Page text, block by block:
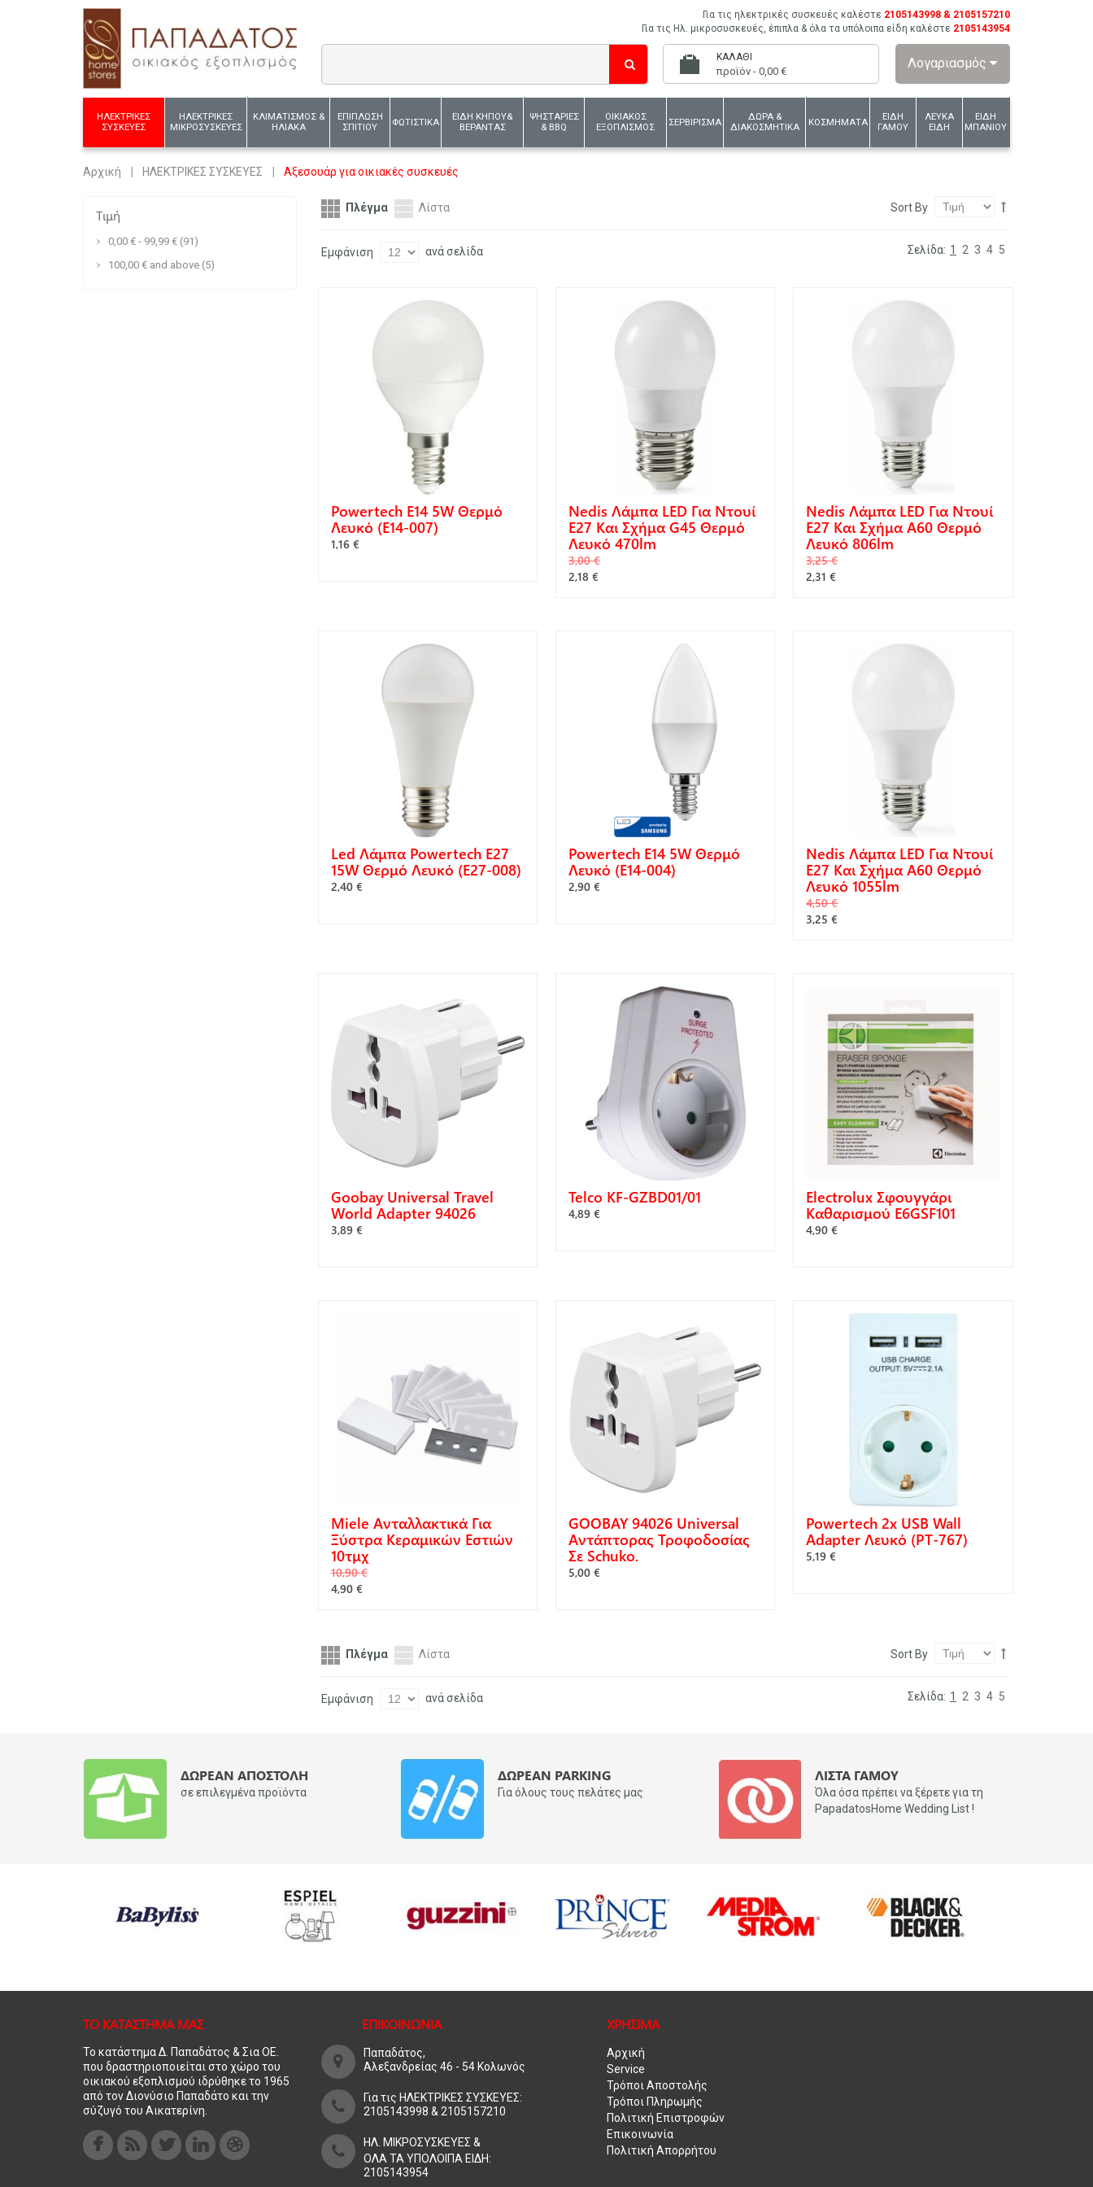
Για τις ηλεκτρικές συσκευές καλέστε 2105143998 & 2105157210
Για τις Ηλ. μικροσυσκευές, έπιπλα & όλα τα υπόλοιπα είδη καλέστε 2105143954
Λογαριασμός
ΚΑΛΆΘΙ
προϊόν -0,00 €
ΗΛΕΚΤΡΙΚΕΣ
ΣΥΣΚΕΥΕΣ
ΗΛΕΚΤΡΙΚΕΣ
ΜΙΚΡΟΣΥΣΚΕΥΕΣ
ΚΛΙΜΑΤΙΣΜΟΣ &
ΗΛΙΑΚΑ
ΕΠΙΠΛΩΣΗ
ΣΠΙΤΙΟΥ
ΦΩΤΙΣΤΙΚΑ
ΕΙΔΗ ΚΗΠΟΥ&
ΒΕΡΑΝΤΑΣ
ΨΗΣΤΑΡΙΕΣ
& BBQ
ΟΙΚΙΑΚΟΣ
ΕΞΟΠΛΙΣΜΟΣ
ΣΕΡΒΙΡΙΣΜΑ
ΔΩΡΑ &
ΔΙΑΚΟΣΜΗΤΙΚΑ
ΚΟΣΜΗΜΑΤΑ
ΕΙΔΗ
ΓΑΜΟΥ
ΛΕΥΚΑ
ΕΙΔΗ
ΕΙΔΗ
ΜΠΑΝΙΟΥ
Αρχική ΗΛΕΚΤΡΙΚΕΣ ΣΥΣΚΕΥΕΣ Αξεσουάρ για οικιακές συσκευές
Τιμή
0,00 € - 99,99 € (91)
100,00 € and above (5)
Πλέγμα Λίστα Sort By
Εμφάνιση ανά σελίδα Σελίδα: 1 2 3 4 5
Powertech E14 5W Θερμό
Λευκό (E14-007)
1,16 €
Nedis Λάμπα LED Για Ντουί
E27 Και Σχήμα G45 Θερμό
Λευκό 470lm
3,00 €
2,18 €
Nedis Λάμπα LED Για Ντουί
E27 Και Σχήμα A60 Θερμό
Λευκό 806lm
3,25 €
2,31 €
Led Λάμπα Powertech E27
15W Θερμό Λευκό (E27-008)
2,40 €
Powertech E14 5W Θερμό
Λευκό (E14-004)
2,90 €
Nedis Λάμπα LED Για Ντουί
E27 Και Σχήμα A60 Θερμό
Λευκό 1055lm
4,50 €
3,25 €
Goobay Universal Travel
World Adapter 94026
3,89 €
Telco KF-GZBD01/01
4,89 €
Electrolux Σφουγγάρι
Καθαρισμού E6GSF101
4,90 €
Miele Ανταλλακτικά Για
Ξύστρα Κεραμικών Εστιών
10τμχ
10,90 €
4,90 €
GOOBAY 94026 Universal
Αντάπτορας Τροφοδοσίας
Σε Schuko.
5,00 €
Powertech 2x USB Wall
Adapter Λευκό (PT-767)
5,19 €
Πλέγμα Λίστα Sort By
Εμφάνιση ανά σελίδα Σελίδα: 1 2 3 4 5
ΔΩΡΕΆΝ ΑΠΟΣΤΟΛΉ
σε επιλεγμένα προϊόντα
ΔΩΡΕΆΝ PARKING
Για όλους τους πελάτες μας
ΛΊΣΤΑ ΓΆΜΟΥ
Όλα όσα πρέπει να ξέρετε για τη
PapadatosHome Wedding List !
ΤΟ ΚΑΤΑΣΤΗΜΑ ΜΑΣ
Το κατάστημα Δ. Παπαδάτος & Σια ΟΕ.
που δραστηριοποιείται στο χώρο του
οικιακού εξοπλισμού ιδρύθηκε το 1965
από τον Διονύσιο Παπαδάτο και την
σύζυγό του Αικατερίνη.
ΕΠΙΚΟΙΝΩΝΙΑ
Παπαδάτος,
Αλεξανδρείας 46 - 54 Κολωνός
Για τις ΗΛΕΚΤΡΙΚΕΣ ΣΥΣΚΕΥΕΣ:
2105143998 & 2105157210
ΗΛ. ΜΙΚΡΟΣΥΣΚΕΥΕΣ &
ΟΛΑ ΤΑ ΥΠΟΛΟΙΠΑ ΕΙΔΗ:
2105143954
ΧΡΗΣΙΜΑ
Αρχική
Service
Τρόποι Αποστολής
Τρόποι Πληρωμής
Πολιτική Επιστροφών
Επικοινωνία
Πολιτική Απορρήτου